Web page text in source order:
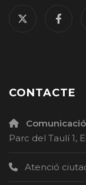
CONTACTE
Parc del Taulí 1,
Atenció